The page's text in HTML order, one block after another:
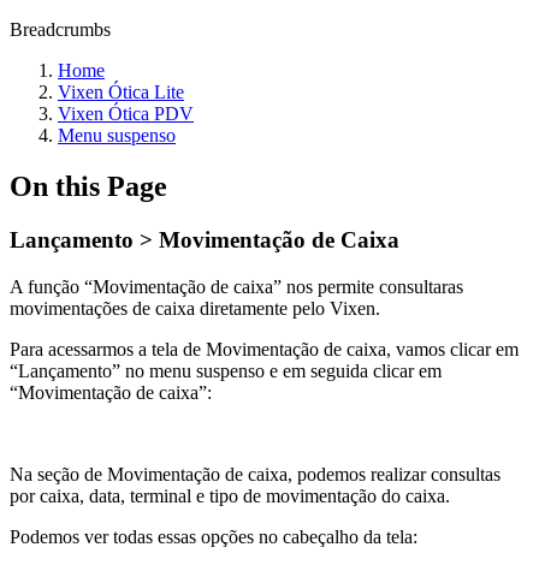
Breadcrumbs
Home
Vixen Ótica Lite
Vixen Ótica PDV
Menu suspenso
On this Page
Lançamento > Movimentação de Caixa
A função “Movimentação de caixa” nos permite consultaras
movimentações de caixa diretamente pelo Vixen.
Para acessarmos a tela de Movimentação de caixa, vamos clicar em
“Lançamento” no menu suspenso e em seguida clicar em
“Movimentação de caixa”:
Na seção de Movimentação de caixa, podemos realizar consultas
por caixa, data, terminal e tipo de movimentação do caixa.
Podemos ver todas essas opções no cabeçalho da tela: